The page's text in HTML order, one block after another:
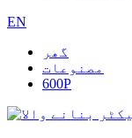
EN
گھر
مصنوعات
600P